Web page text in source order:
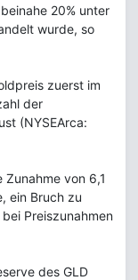
20% unter
wurde, so
zuerst im
der
(NYSEArca:
von 6,1
ein Bruch zu
Preiszunahmen
des GLD